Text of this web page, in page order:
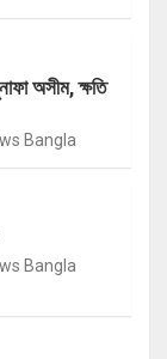
অসীম, ক্ষতি
Bangla
Bangla